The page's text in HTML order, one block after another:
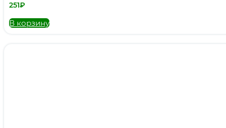
251₽
В корзину